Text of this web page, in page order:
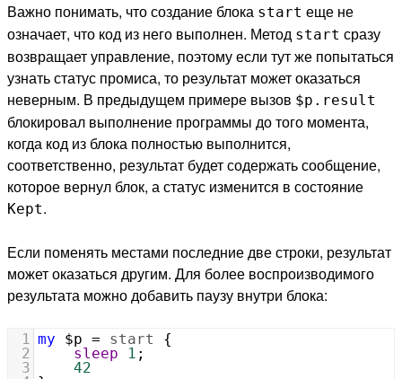
Важно понимать, что создание блока start еще не
означает, что код из него выполнен. Метод start сразу
возвращает управление, поэтому если тут же попытаться
узнать статус промиса, то результат может оказаться
неверным. В предыдущем примере вызов $p.result
блокировал выполнение программы до того момента,
когда код из блока полностью выполнится,
соответственно, результат будет содержать сообщение,
которое вернул блок, а статус изменится в состояние
Kept.
Если поменять местами последние две строки, результат
может оказаться другим. Для более воспроизводимого
результата можно добавить паузу внутри блока:
1 my $p = start
{
2
sleep 1 ;
3
42